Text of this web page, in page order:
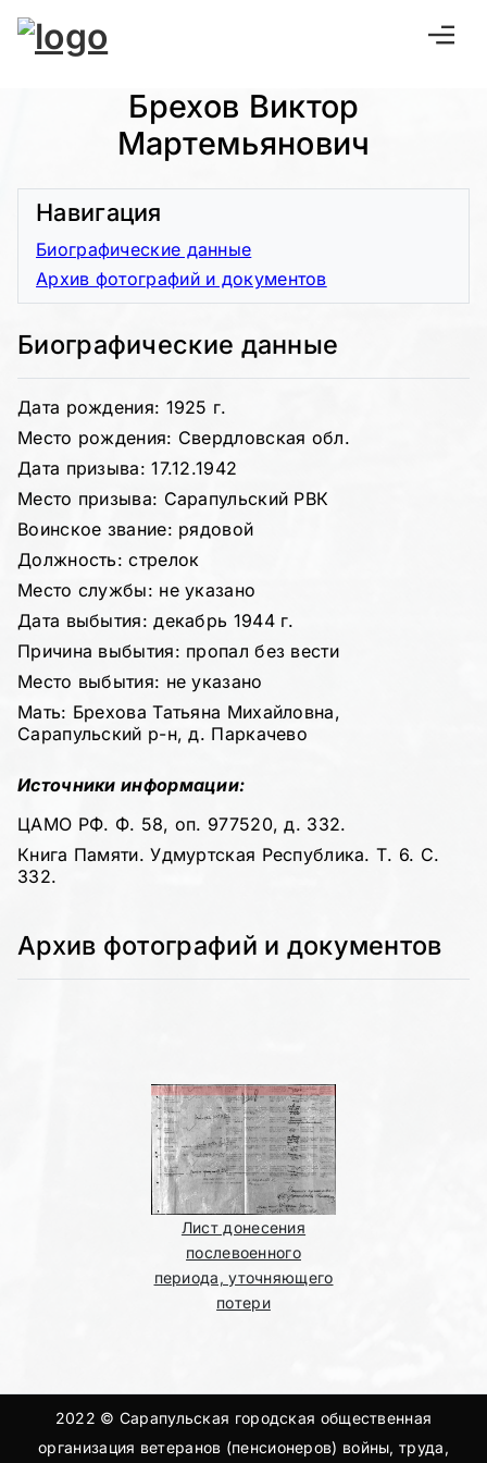
Брехов Виктор
Мартемьянович
Биографические данные
Дата рождения: 1925 г.
Место рождения: Свердловская обл.
Дата призыва: 17.12.1942
Место призыва: Сарапульский РВК
Воинское звание: рядовой
Должность: стрелок
Место службы: не указано
Дата выбытия: декабрь 1944 г.
Причина выбытия: пропал без вести
Место выбытия: не указано
Мать: Брехова Татьяна Михайловна,
Сарапульский р-н, д. Паркачево
Источники информации:
ЦАМО РФ. Ф. 58, оп. 977520, д. 332.
Книга Памяти. Удмуртская Республика. Т. 6. С.
332.
Навигация
Биографические данные
Архив фотографий и документов
Архив фотографий и документов
Лист донесения
послевоенного
периода, уточняющего
потери
2022 © Сарапульская городская общественная
организация ветеранов (пенсионеров) войны, труда,